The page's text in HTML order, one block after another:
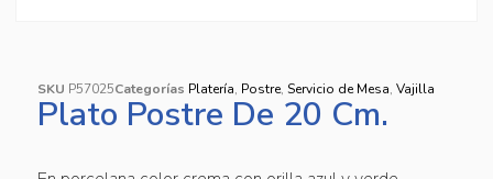
SKU P57025Categorías Platería, Postre, Servicio de Mesa, Vajilla
Plato Postre De 20 Cm.